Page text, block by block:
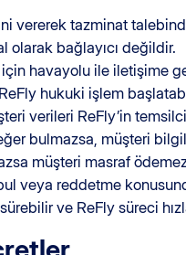
vererek tazminat
olarak bağlayıcı değildir.
havayolu ile iletişime
hukuki işlem
verileri ReFly’in
bulmazsa, müşteri
müşteri masraf
veya reddetme
ve ReFly süreci